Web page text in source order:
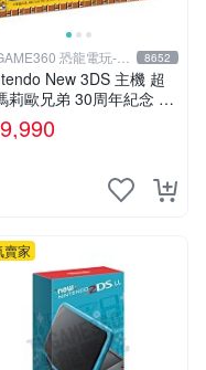
恐龍電玩-台 8652
New 3DS 主機 超
莉歐兄弟 30周年紀念 日
(附原廠充電器+保護貼)
中恐龍電玩】
賣家